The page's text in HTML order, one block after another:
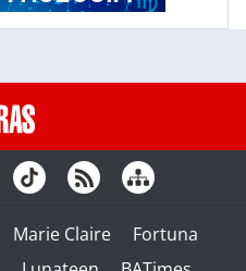
Marie Claire
Fortuna